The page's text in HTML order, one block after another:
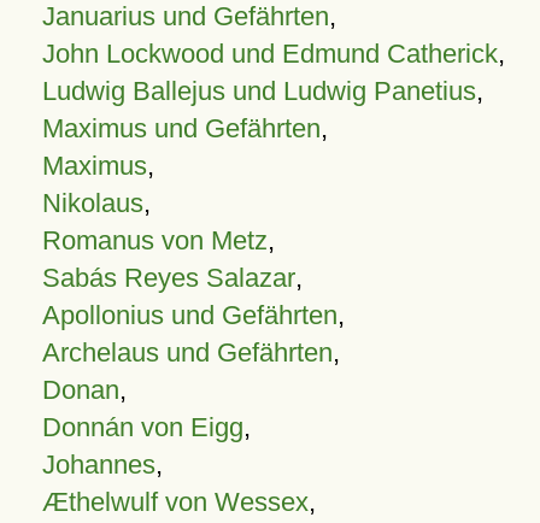
Januarius und Gefährten,
John Lockwood und Edmund Catherick,
Ludwig Ballejus und Ludwig Panetius,
Maximus und Gefährten,
Maximus,
Nikolaus,
Romanus von Metz,
Sabás Reyes Salazar,
Apollonius und Gefährten,
Archelaus und Gefährten,
Donan,
Donnán von Eigg,
Johannes,
Æthelwulf von Wessex,